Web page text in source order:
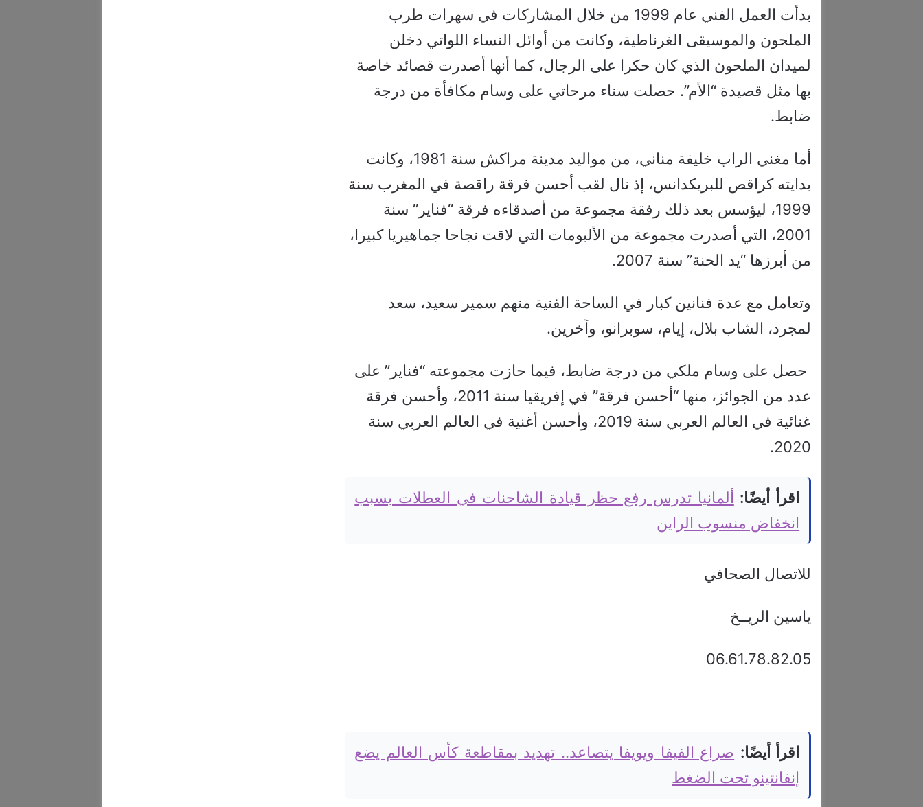
بدأت العمل الفني عام 1999 من خلال المشاركات في سهرات طرب
الملحون والموسيقى الغرناطية، وكانت من أوائل النساء اللواتي دخلن
لميدان الملحون الذي كان حكرا على الرجال، كما أنها أصدرت قصائد خاصة
بها مثل قصيدة “الأم”. حصلت سناء مرحاتي على وسام مكافأة من درجة
ضابط.
أما مغني الراب خليفة مناني، من مواليد مدينة مراكش سنة 1981، وكانت
بدايته كراقص للبريكدانس، إذ نال لقب أحسن فرقة راقصة في المغرب سنة
1999، ليؤسس بعد ذلك رفقة مجموعة من أصدقاءه فرقة “فناير” سنة
2001، التي أصدرت مجموعة من الألبومات التي لاقت نجاحا جماهيريا كبيرا،
من أبرزها “يد الحنة” سنة 2007.
وتعامل مع عدة فنانين كبار في الساحة الفنية منهم سمير سعيد، سعد
لمجرد، الشاب بلال، إيام، سوبرانو، وآخرين.
حصل على وسام ملكي من درجة ضابط، فيما حازت مجموعته “فناير” على
عدد من الجوائز، منها “أحسن فرقة” في إفريقيا سنة 2011، وأحسن فرقة
غنائية في العالم العربي سنة 2019، وأحسن أغنية في العالم العربي سنة
2020.
اقرأ أيضًا: ألمانيا تدرس رفع حظر قيادة الشاحنات في العطلات بسبب
انخفاض منسوب الراين
للاتصال الصحافي
ياسين الريــخ
06.61.78.82.05
اقرأ أيضًا: صراع الفيفا ويويفا يتصاعد.. تهديد بمقاطعة كأس العالم يضع
إنفانتينو تحت الضغط